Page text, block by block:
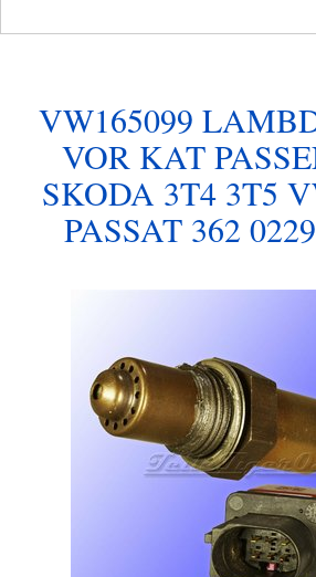
VW165099
VOR KAT
SKODA 3T4 3T5
PASSAT 362